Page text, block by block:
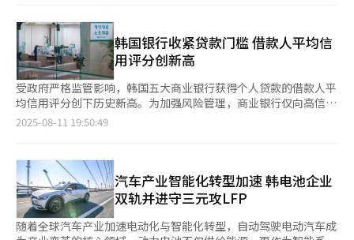
属于NH农协金融集团。随着韩国政府修订《农业协同组合法》，
韩国农业协同组织将信用业务部门进行分离，NH农协银行由此成
为NH农协金融集团旗下的商业银行。 目前，NH农协银行在全球多
个国家和地区设有分支机构，其中中国作为重要市场之一，农协银
行在华业务持续增长。NH农协银行北京分行成立于1996年，多年
来在人民币结算、外汇交易等领域发挥重要作用。通过在中国市场
的深耕，该行在人民币交易和跨境金融服务方面不断提升其全球业
管理效率，旗下大连开发区支行自6月21日起停止对外营业，并将
该支行业务全部并入韩亚银行大连分行，原有债权债务由大连分行
统一承继。 同时，韩亚银行对北京营业网点也进行了调整。根据
公告，北京中关村支行于本月8日结束营业后正式停业，该支行业
务同样并入韩亚银行北京分行。 对于网点调整，韩亚银行给出的
主要原因是“资源优化配置”。韩亚银行相关负责人在接受本报记
者采访时表示，正如韩国国内银行对部分营业网点进行整合一样，
韩亚银行中国有限公司也在推动整合工作，这是为了适应金融市场
海、天津、广州、大连、青岛、烟台、沈阳、哈尔滨、长春、西
安、南京等地设有18家分支机构，经营全面外汇业务和人民币业
务。 ◆NH农协银行和友利银行逆势拓展业务 与韩亚银行不同，
NH农协银行和友利银行却选择了截然不同的发展路径。在众多外
资银行纷纷收缩网点的当下，这两家银行反而逆流而上，积极寻找
规模较前一季度增加2.6万亿韩元，但占比略有下降。 从贷款渠道
来看，商业银行家庭贷款余额达993.7万亿韩元，较前一季度增加
19.3万亿韩元，其中住房抵押贷款和其他贷款分别增加16万亿韩元
和3.3万亿韩元。 互助金融、储蓄银行等非银行金融机构的家庭贷
款余额为314.2万亿韩元，较前一季度增加3万亿韩元，自去年第四
季度以来连续三个季度增长，且本季度增幅较前一季度增长三倍。
保险、证券等其他金融机构的家庭贷款余额为524.7万亿韩元，较
前一季度增加9000亿韩元。 央行金融统计组组长金敏洙（音）表
幅上升，带动住房抵押贷款需求增加。同时，银行等金融机构信用
贷款增加，叠加第二季度股市强劲反弹，证券公司融资需求激增，
推动其他贷款同步增长。他补充称，虽然上半年名义国内生产总值
（GDP）增速尚未公布，但预计家庭债务占GDP比重小幅上升。
到11月上旬，中美有望在10月底至11月初举行的亚太经济合作组
织（APEC）领导人庆州会议前后，促成特朗普第二任期内的首次
中美首脑会晤。 自今年4月特朗普政府发起“先发制人”关税措施
以来，中美双方以“针锋相对”方式轮番提高对方商品的关税税
率。直至5月在日内瓦举行的第一轮经贸会谈期间，双方同意各自
大幅削减对进口商品加征的115%关税，其中4月加征的91%予以
取消，剩余的24%则延迟90天执行。 此后，为协调在中国对美稀
土出口管制与美国对华先进半导体出口限制等问题上的分歧，双方
第三轮会谈时，初步达成关税再次延期90天的协议，但特朗普一直
拖延至今才作出最终决定。 当天凌晨，特朗普在社交媒体Truth
Social上发文称：“我希望中国能尽快把大豆订单提高四倍”，直
言对中国扩大进口美国农产品的期待。 分析认为，特朗普继本月7
日起向全球征收“国别对等关税”后，又与最棘手的对手中国延
长“关税休战”，自己发起的关税战争带来的不确定性在一定程度
韩国银行收紧贷款门槛 借款人平均信
用评分创新高
受政府严格监管影响，韩国五大商业银行获得个人贷款的借款人平
均信用评分创下历史新高。为加强风险管理，商业银行仅向高信用
群体发放贷款，导致贷款门槛进一步抬高。 韩国银行联合会10日
信用评分为944.2分（满分为1000分），创2023年7月以来最高水
平。 其中，住房抵押贷款平均信用评分为945.4分，信用贷款为
941.1分，较2023年6月分别上升24.9分和13.6分。与2023年约
920分的平均水平相比，两年来上涨约20分。目前，借款人信用评
分需达到940分左右才能获得商业银行贷款。其中，循环信贷的平
2025-08-11 19:50:49
汽车产业智能化转型加速 韩电池企业
双轨并进守三元攻LFP
随着全球汽车产业加速电动化与智能化转型，自动驾驶电动汽车成